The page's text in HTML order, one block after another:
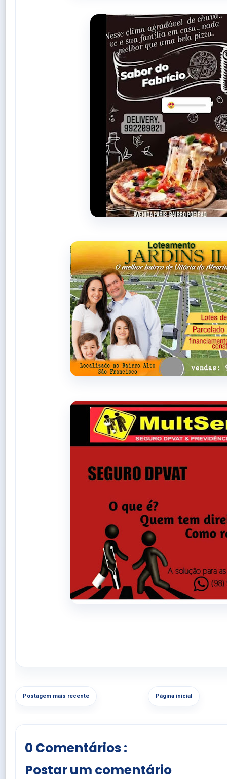
Postagem mais recente Página inicial
0 Comentários :
Postar um comentário